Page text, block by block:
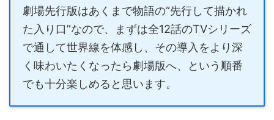
劇場先行版はあくまで物語の“先行して描かれ
た入り口”なので、まずは全12話のTVシリーズ
で通して世界線を体感し、その導入をより深
く味わいたくなったら劇場版へ、という順番
でも十分楽しめると思います。